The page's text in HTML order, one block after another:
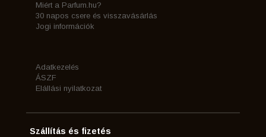
Miért a Parfum.hu?
30 napos csere és visszavásárlás
Jogi információk
Adatkezelés
ÁSZF
Elállási nyilatkozat
Szállítás és fizetés